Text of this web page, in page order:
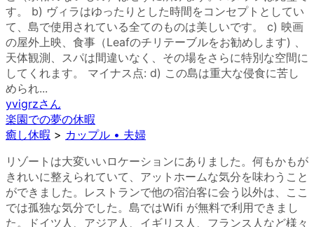
す。 b) ヴィラはゆったりとした時間をコンセプトとしてい
て、島で使用されている全てのものは美しいです。 c) 映画
の屋外上映、食事（Leafのチリテーブルをお勧めします) 、
天体観測、スパは間違いなく、その場をさらに特別な空間に
してくれます。 マイナス点: d) この島は重大な侵食に苦し
められ...
yvigrzさん
楽園での夢の休暇
癒し休暇 > カップル • 夫婦
リゾートは大変いいロケーションにありました。何もかもが
きれいに整えられていて、アットホームな気分を味わうこと
ができました。レストランで他の宿泊客に会う以外は、ここ
では孤独な気分でした。島ではWifi が無料で利用できまし
た。ドイツ人、アジア人、イギリス人、フランス人など様々